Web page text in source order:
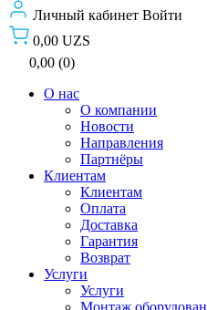
Личный кабинет Войти
0,00 UZS
0,00 (0)
О нас
О компании
Новости
Направления
Партнёры
Клиентам
Клиентам
Оплата
Доставка
Гарантия
Возврат
Услуги
Услуги